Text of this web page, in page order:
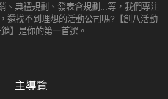
、典禮規劃、發表會規劃...等，我們專注
還找不到理想的活動公司嗎?【創八活動
】是你的第一首選。
主導覽